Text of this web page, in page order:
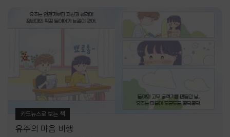
카드뉴스로 보는 책
유주의 마음 비행